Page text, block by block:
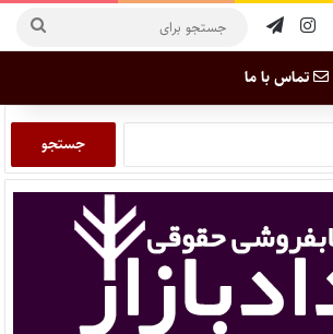
تماس با ما